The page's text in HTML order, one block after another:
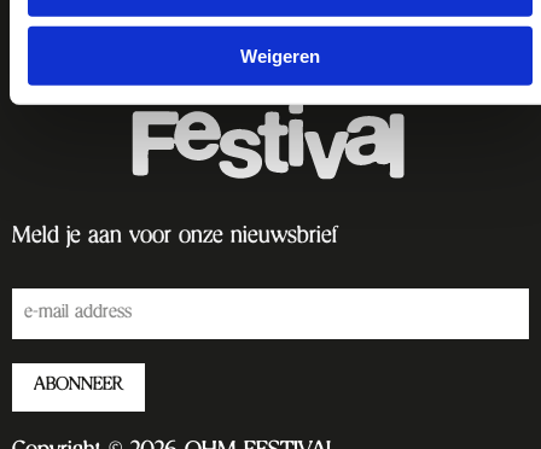
Weigeren
Meld je aan voor onze nieuwsbrief
ABONNEER